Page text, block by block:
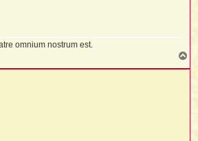
omnium nostrum est.